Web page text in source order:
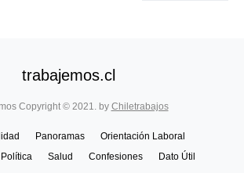
trabajemos.cl
Copyright © 2021. by Chiletrabajos
Panoramas
Orientación Laboral
Política Salud Confesiones Dato Útil